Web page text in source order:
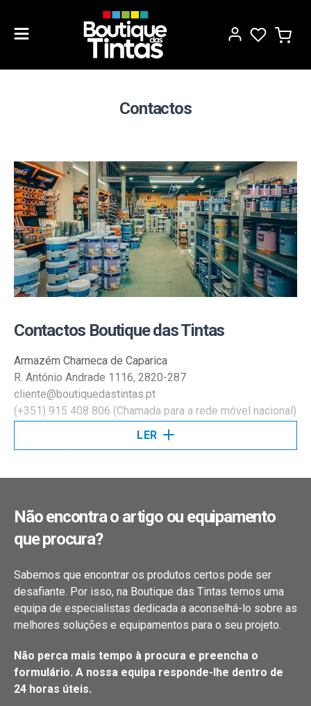
Contactos
Contactos Boutique das Tintas
Armazém Charneca de Caparica
R. António Andrade 1116, 2820-287
cliente@boutiquedastintas.pt
(+351) 915 408 806 (Chamada para a rede móvel nacional)
Armazém Cascais
Rua Júlio Dantas, lote 47 – R/c Esq.
2750-670 • Cascais
Armazém Benfica
R. Dr. João de Barros, 13 A cave
LER
Não encontra o artigo ou equipamento
que procura?
Sabemos que encontrar os produtos certos pode ser
desafiante. Por isso, na Boutique das Tintas temos uma
equipa de especialistas dedicada a aconselhá-lo sobre as
melhores soluções e equipamentos para o seu projeto.
Não perca mais tempo à procura e preencha o
formulário. A nossa equipa responde-lhe dentro de
24 horas úteis.